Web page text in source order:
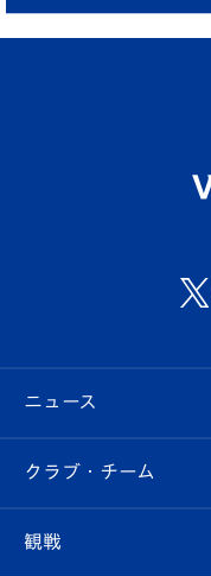
ニュース
すべて
クラブ・チーム
観戦